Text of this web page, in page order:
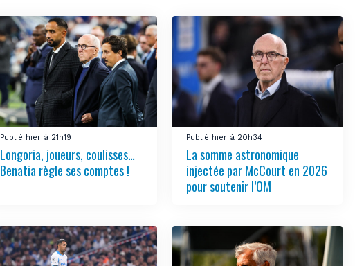
Publié hier à 21h19
Longoria, joueurs, coulisses…
Benatia règle ses comptes !
Publié hier à 20h34
La somme astronomique
injectée par McCourt en 2026
pour soutenir l’OM